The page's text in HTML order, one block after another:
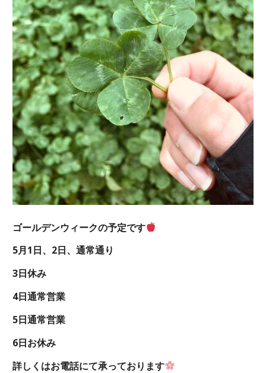
ゴールデンウィークの予定です
5月1日、2日、通常通り
3日休み
4日通常営業
5日通常営業
6日お休み
詳しくはお電話にて承っております